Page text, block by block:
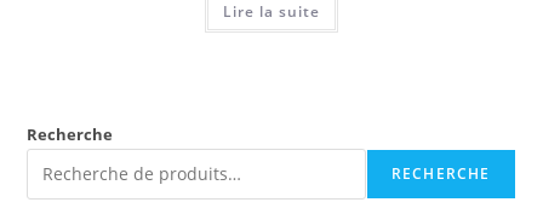
Lire la suite
Recherche
RECHERCHE